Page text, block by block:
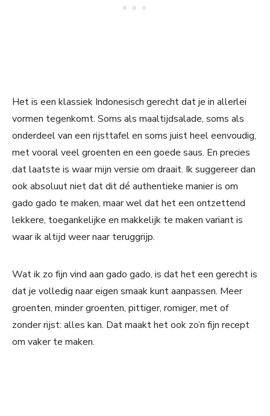
Het is een klassiek Indonesisch gerecht dat je in allerlei
vormen tegenkomt. Soms als maaltijdsalade, soms als
onderdeel van een rijsttafel en soms juist heel eenvoudig,
met vooral veel groenten en een goede saus. En precies
dat laatste is waar mijn versie om draait. Ik suggereer dan
ook absoluut niet dat dit dé authentieke manier is om
gado gado te maken, maar wel dat het een ontzettend
lekkere, toegankelijke en makkelijk te maken variant is
waar ik altijd weer naar teruggrijp.
Wat ik zo fijn vind aan gado gado, is dat het een gerecht is
dat je volledig naar eigen smaak kunt aanpassen. Meer
groenten, minder groenten, pittiger, romiger, met of
zonder rijst: alles kan. Dat maakt het ook zo’n fijn recept
om vaker te maken.